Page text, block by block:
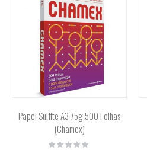
Papel Sulfite A3 75g 500 Folhas
(Chamex)
Rating: